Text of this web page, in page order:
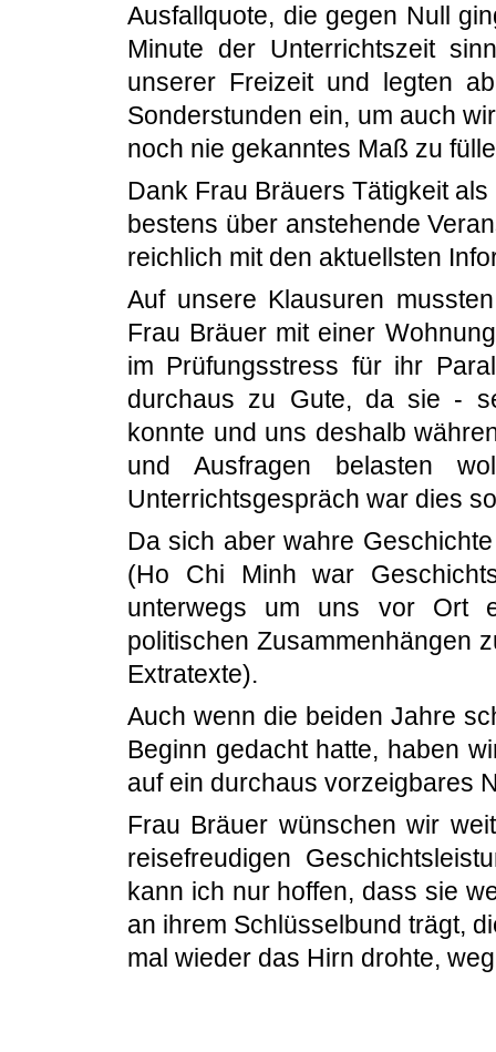
Ausfallquote, die gegen Null
Minute der Unterrichtszeit
unserer Freizeit und legten
Sonderstunden ein, um auch
noch nie gekanntes Maß zu
Dank Frau Bräuers Tätigkeit
bestens über anstehende
reichlich mit den aktuellsten
Auf unsere Klausuren
Frau Bräuer mit einer
im Prüfungsstress für ihr
durchaus zu Gute, da sie -
konnte und uns deshalb
und Ausfragen belasten
Unterrichtsgespräch war dies
Da sich aber wahre
(Ho Chi Minh war
unterwegs um uns vor Ort
politischen Zusammenhängen
Extratexte).
Auch wenn die beiden Jahre
Beginn gedacht hatte, haben
auf ein durchaus vorzeigbares
Frau Bräuer wünschen wir
reisefreudigen
kann ich nur hoffen, dass sie
an ihrem Schlüsselbund trägt,
mal wieder das Hirn drohte,